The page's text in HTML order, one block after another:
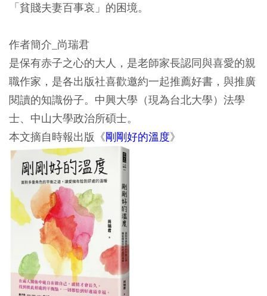
「貧賤夫妻百事哀」的困境。
作者簡介_尚瑞君
是保有赤子之心的大人，是老師家長認同與喜愛的親
職作家，是各出版社喜歡邀約一起推薦好書，與推廣
閱讀的知識份子。中興大學（現為台北大學）法學
士、中山大學政治所碩士。
本文摘自時報出版《剛剛好的溫度》